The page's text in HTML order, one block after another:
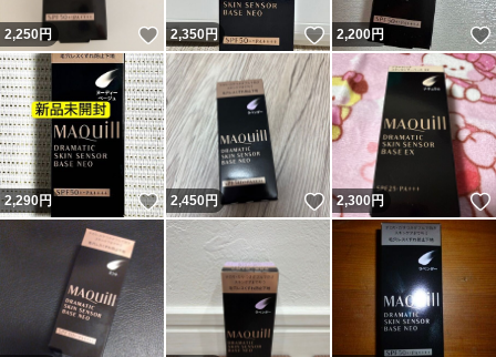
2,250円 いいね！
2,350円 いいね！
2,200円
2,290円 いいね！
2,450円 いいね！
2,300円